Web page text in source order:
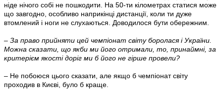
ніде нічого собі не пошкодити. На 50-ти кілометрах статися може
що завгодно, особливо наприкінці дистанції, коли ти дуже
втомлений і ноги не слухаються. Доводилося бути обережним.
– За право прийняти цей чемпіонат світу боролася і України.
Можна сказати, що якби ми його отримали, то, принаймні, за
критерієм якості доріг ми б його не гірше провели?
– Не побоюся цього сказати, але якщо б чемпіонат світу
проходив в Києві, було б краще.